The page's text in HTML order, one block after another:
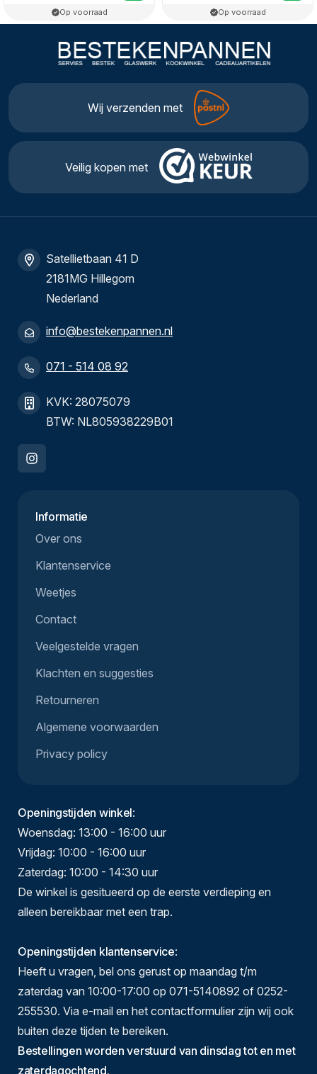
Op voorraad Op voorraad
Wij verzenden met
Veilig kopen met
Satellietbaan 41 D
2181MG Hillegom
Nederland
info@bestekenpannen.nl
071 - 514 08 92
KVK: 28075079
BTW: NL805938229B01
Informatie
Over ons
Klantenservice
Weetjes
Contact
Veelgestelde vragen
Klachten en suggesties
Retourneren
Algemene voorwaarden
Privacy policy
Openingstijden winkel:
Woensdag: 13:00 - 16:00 uur
Vrijdag: 10:00 - 16:00 uur
Zaterdag: 10:00 - 14:30 uur
De winkel is gesitueerd op de eerste verdieping en
alleen bereikbaar met een trap.
Openingstijden klantenservice:
Heeft u vragen, bel ons gerust op maandag t/m
zaterdag van 10:00-17:00 op 071-5140892 of 0252-
255530. Via e-mail en het contactformulier zijn wij ook
buiten deze tijden te bereiken.
Bestellingen worden verstuurd van dinsdag tot en met
zaterdagochtend.